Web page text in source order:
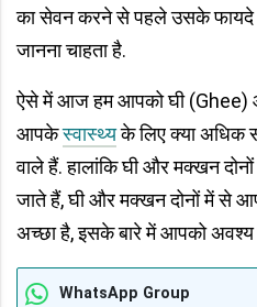
का सेवन करने से पहले उसके
जानना चाहता है.
ऐसे में आज हम आपको घी
आपकेस्वास्थ्यके लिए क्या अधिक
वाले हैं. हालांकि घी और मक्खन
जाते हैं, घी और मक्खन दोनों में से
अच्छा है, इसके बारे में आपको अवश्य
WhatsApp Group